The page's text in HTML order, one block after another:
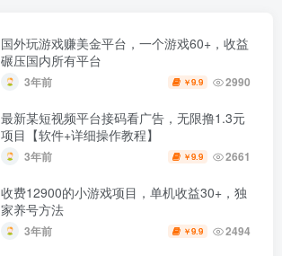
国外玩游戏赚美金平台，一个游戏60+，收益
碾压国内所有平台
3年前 ￥9.9 2990
最新某短视频平台接码看广告，无限撸1.3元
项目【软件+详细操作教程】
3年前 ￥9.9 2661
收费12900的小游戏项目，单机收益30+，独
家养号方法
3年前 ￥9.9 2494